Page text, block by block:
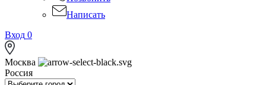
Написать
Вход 0
Москва
Россия